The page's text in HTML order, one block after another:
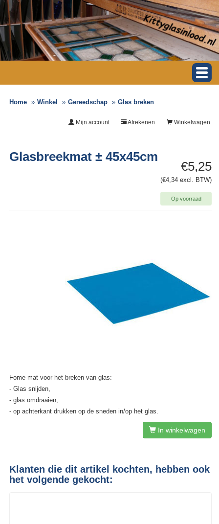
Home Winkel Gereedschap Glas breken
Winkelwagen
Afrekenen
Mijn account
€5,25
(€4,34 excl. BTW)
Op voorraad
Glasbreekmat ± 45x45cm
Fome mat voor het breken van glas:
- Glas snijden,
- glas omdraaien,
- op achterkant drukken op de sneden in/op het glas.
In winkelwagen
Klanten die dit artikel kochten, hebben ook
het volgende gekocht: